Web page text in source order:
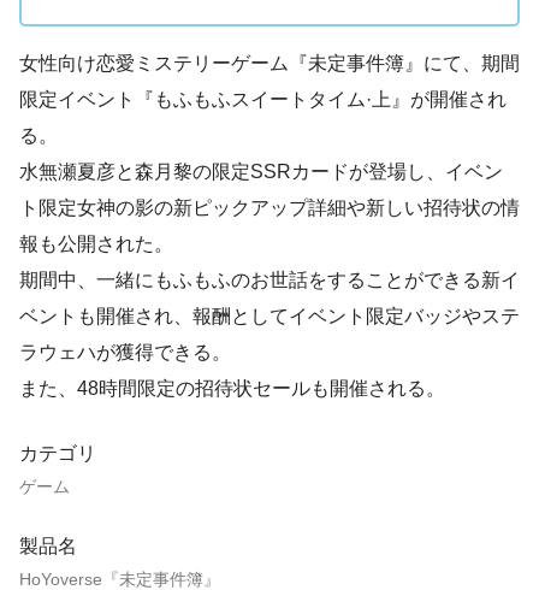
女性向け恋愛ミステリーゲーム『未定事件簿』にて、期間
限定イベント『もふもふスイートタイム·上』が開催され
る。
水無瀬夏彦と森月黎の限定SSRカードが登場し、イベン
ト限定女神の影の新ピックアップ詳細や新しい招待状の情
報も公開された。
期間中、一緒にもふもふのお世話をすることができる新イ
ベントも開催され、報酬としてイベント限定バッジやステ
ラウェハが獲得できる。
また、48時間限定の招待状セールも開催される。
カテゴリ
ゲーム
製品名
HoYoverse『未定事件簿』